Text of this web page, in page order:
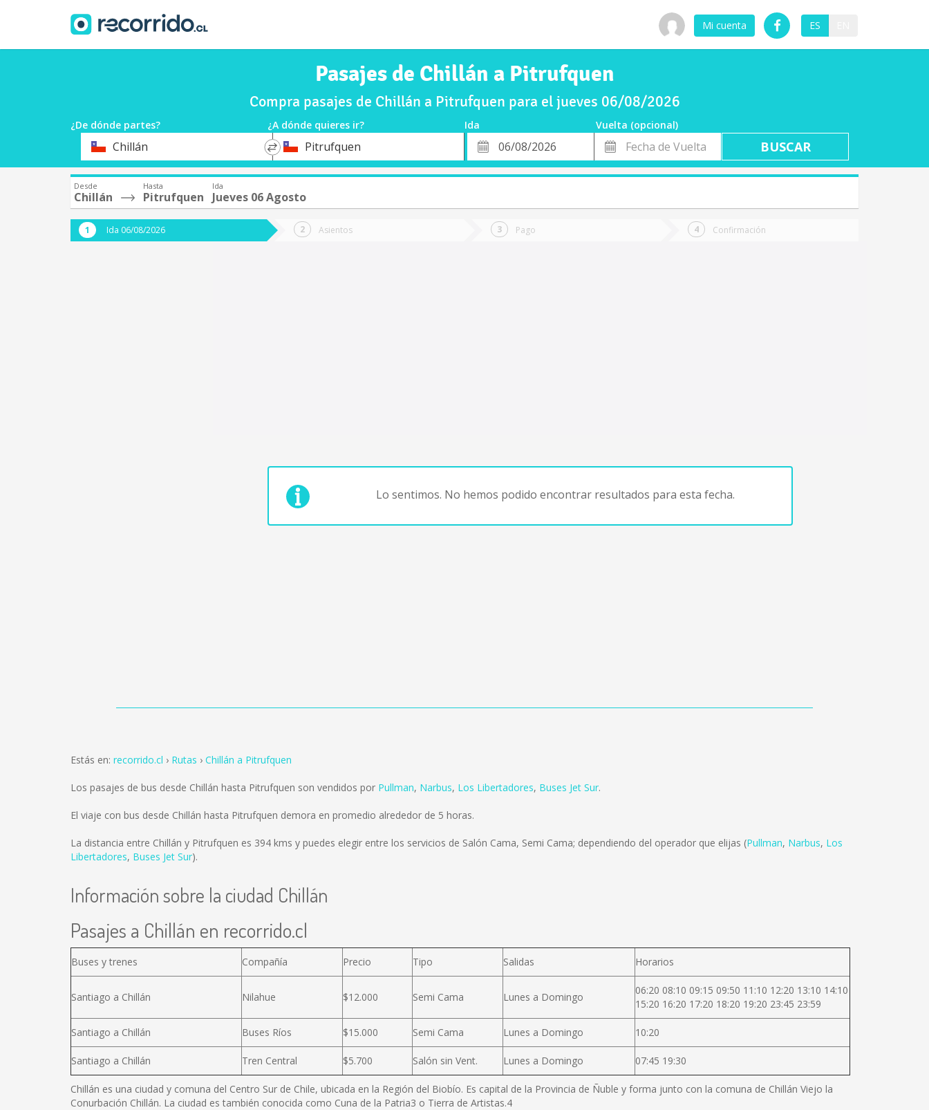
Mi cuenta ES
Pasajes de Chillán a Pitrufquen
Compra pasajes de Chillán a Pitrufquen para el jueves 06/08/2026
¿De dónde partes? ¿A dónde quieres ir? Ida
Vuelta (opcional)
OrigenChillán
*
DestinoPitrufquen
Fecha
de
Fecha
de
Vuelta
Desde
Chillán
Hasta
Pitrufquen
Ida
Jueves 06 Agosto
Ida 06/08/2026 Asientos Pago Confirmación
Lo sentimos. No hemos podido encontrar resultados para esta fecha.
Estás en: recorrido.cl Rutas Chillán a Pitrufquen
Los pasajes de bus desde Chillán hasta Pitrufquen son vendidos por Pullman, Narbus, Los Libertadores, Buses Jet Sur.
El viaje con bus desde Chillán hasta Pitrufquen demora en promedio alrededor de 5 horas.
La distancia entre Chillán y Pitrufquen es 394 kms y puedes elegir entre los servicios de Salón Cama, Semi Cama; dependiendo del operador que elijas (Pullman, Narbus, Los
Libertadores, Buses Jet Sur).
Información sobre la ciudad Chillán
Pasajes a Chillán en recorrido.cl
Buses y trenes Compañía Precio Tipo Salidas Horarios
Santiago a Chillán Nilahue $12.000 Semi Cama Lunes a Domingo
06:20 08:10 09:15 09:50 11:10 12:20 13:10 14:10
15:20 16:20 17:20 18:20 19:20 23:45 23:59
Santiago a Chillán Buses Ríos $15.000 Semi Cama Lunes a Domingo 10:20
Santiago a Chillán Tren Central $5.700 Salón sin Vent. Lunes a Domingo 07:45 19:30
Chillán es una ciudad y comuna del Centro Sur de Chile, ubicada en la Región del Biobío. Es capital de la Provincia de Ñuble y forma junto con la comuna de Chillán Viejo la
Conurbación Chillán. La ciudad es también conocida como Cuna de la Patria3 o Tierra de Artistas.4